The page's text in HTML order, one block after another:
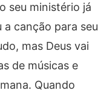
seu ministério já
canção para seu
mas Deus vai
de músicas e
Quando